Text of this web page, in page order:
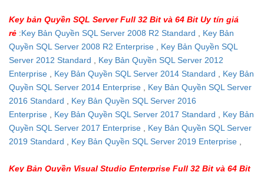
Key bản Quyền SQL Server Full 32 Bit và 64 Bit Uy tín giá
rẻ :Key Bản Quyền SQL Server 2008 R2 Standard , Key Bản
Quyền SQL Server 2008 R2 Enterprise , Key Bản Quyền SQL
Server 2012 Standard , Key Bản Quyền SQL Server 2012
Enterprise , Key Bản Quyền SQL Server 2014 Standard , Key Bản
Quyền SQL Server 2014 Enterprise , Key Bản Quyền SQL Server
2016 Standard , Key Bản Quyền SQL Server 2016
Enterprise , Key Bản Quyền SQL Server 2017 Standard , Key Bản
Quyền SQL Server 2017 Enterprise , Key Bản Quyền SQL Server
2019 Standard , Key Bản Quyền SQL Server 2019 Enterprise ,
Key Bản Quyền Visual Studio Enterprise Full 32 Bit và 64 Bit